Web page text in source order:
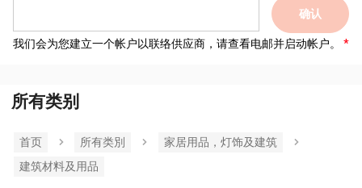
确认
我们会为您建立一个帐户以联络供应商，请查看电邮并启动帐户。
所有类别
首页 所有类別
家居用品，灯饰及建筑
建筑材料及用品